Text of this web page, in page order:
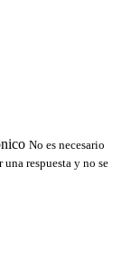
No es necesario
respuesta y no se